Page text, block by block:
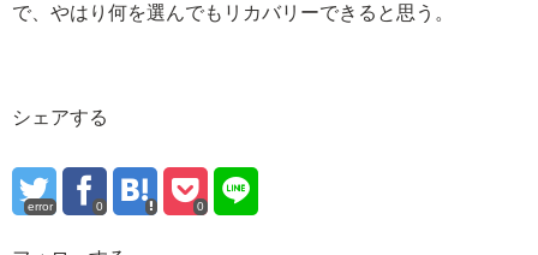
で、やはり何を選んでもリカバリーできると思う。
シェアする
error 0 0